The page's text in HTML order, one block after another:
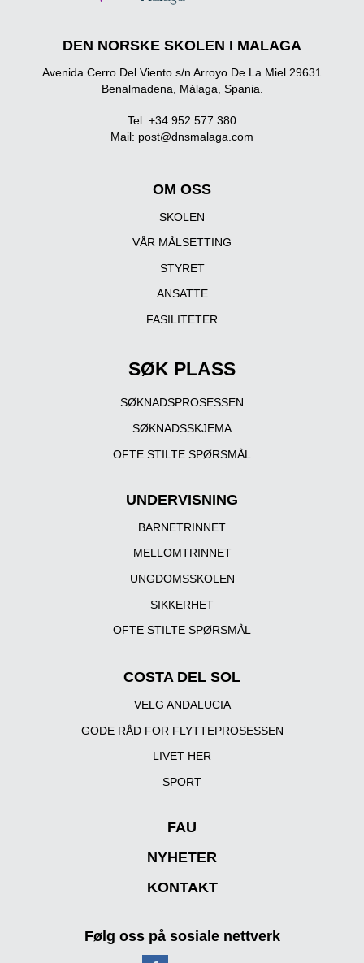
DEN NORSKE SKOLEN I MALAGA
Avenida Cerro Del Viento s/n Arroyo De La Miel 29631
Benalmadena, Málaga, Spania.
Tel: +34 952 577 380
Mail: post@dnsmalaga.com
OM OSS
SKOLEN
VÅR MÅLSETTING
STYRET
ANSATTE
FASILITETER
SØK PLASS
SØKNADSPROSESSEN
SØKNADSSKJEMA
OFTE STILTE SPØRSMÅL
UNDERVISNING
BARNETRINNET
MELLOMTRINNET
UNGDOMSSKOLEN
SIKKERHET
OFTE STILTE SPØRSMÅL
COSTA DEL SOL
VELG ANDALUCIA
GODE RÅD FOR FLYTTEPROSESSEN
LIVET HER
SPORT
FAU
NYHETER
KONTAKT
Følg oss på sosiale nettverk